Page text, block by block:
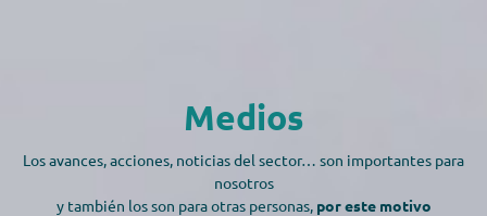
Medios
Los avances, acciones, noticias del sector… son importantes para
nosotros
y también los son para otras personas, por este motivo